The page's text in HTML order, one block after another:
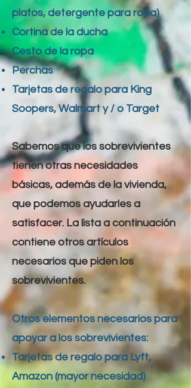
platos, detergente para ropa)
Cortina de la ducha
Cesto de la ropa
Perchas
Tarjetas de regalo para King
Soopers, Walmart y / o Target
Sabemos que los sobrevivientes
tienen otras necesidades
básicas, además de la vivienda,
que podemos ayudarles a
satisfacer. La lista a continuación
contiene otros artículos
necesarios que piden los
sobrevivientes.
Otros elementos necesarios para
apoyar a los sobrevivientes:
Tarjetas de regalo para Lyft,
Amazon (mayor necesidad)